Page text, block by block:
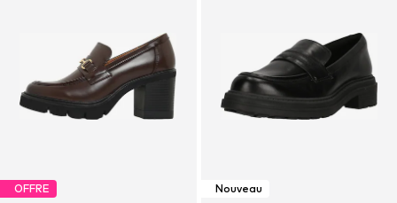
OFFRE Nouveau